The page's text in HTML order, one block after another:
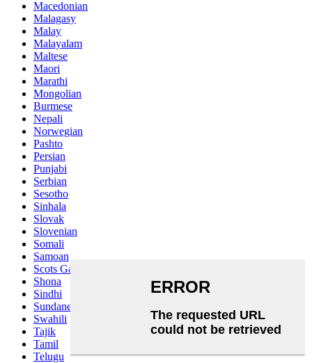
Macedonian
Malagasy
Malay
Malayalam
Maltese
Maori
Marathi
Mongolian
Burmese
Nepali
Norwegian
Pashto
Persian
Punjabi
Serbian
Sesotho
Sinhala
Slovak
Slovenian
Somali
Samoan
Scots Gaelic
Shona
Sindhi
Sundanese
Swahili
Tajik
Tamil
Telugu